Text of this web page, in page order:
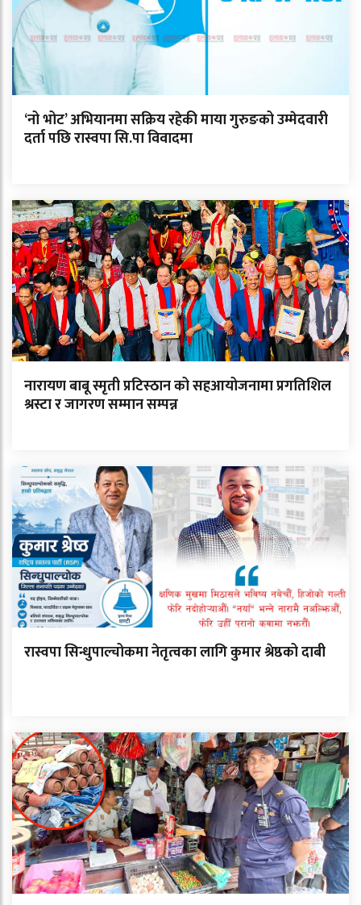
‘नो भोट’ अभियानमा सक्रिय रहेकी माया गुरुङको उम्मेदवारी
दर्ता पछि रास्वपा सि.पा विवादमा
नारायण बाबू स्मृती प्रटिस्ठान को सहआयोजनामा प्रगतिशिल
श्रस्टा र जागरण सम्मान सम्पन्न
रास्वपा सिन्धुपाल्चोकमा नेतृत्वका लागि कुमार श्रेष्ठको दाबी